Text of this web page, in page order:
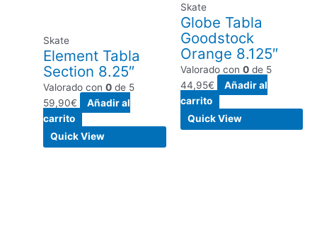
Skate
Element Tabla
Section 8.25″
Valorado con0 de 5
59,90€
Añadir al
carrito
Quick View
Skate
Globe Tabla
Goodstock
Orange 8.125″
Valorado con 0de 5
44,95€
Añadir al
carrito
Quick View